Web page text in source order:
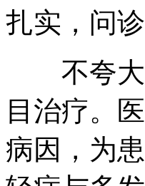
扎实，问
不夸大
目治疗。
病因，为